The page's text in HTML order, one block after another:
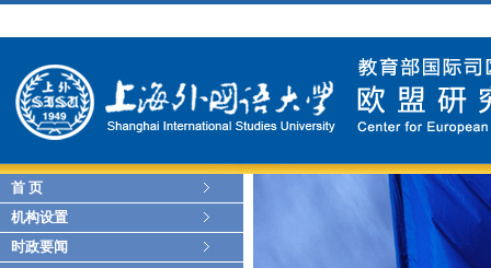
首 页
机构设置
时政要闻